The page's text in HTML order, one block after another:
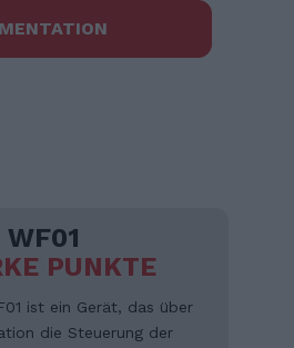
WF01
PUNKTE
ist ein Gerät, das über
die Steuerung der